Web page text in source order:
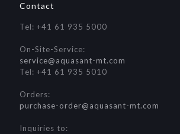
Contact
Tel: +41 61 935 5000
On-Site-Service:
service@aquasant-mt.com
Tel: +41 61 935 5010
Orders:
purchase-order@aquasant-mt.com
Inquiries to: